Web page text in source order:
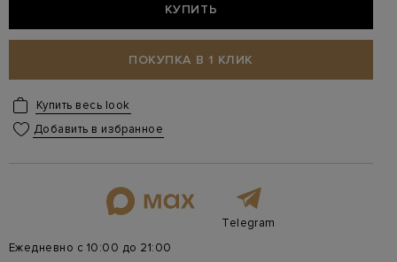
КУПИТЬ
ПОКУПКА В 1 КЛИК
Купить весь look
Добавить в избранное
Telegram
Ежедневно с 10:00 до 21:00